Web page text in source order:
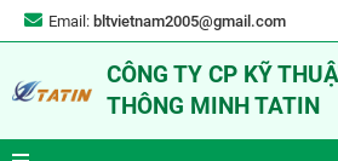
Email: bltvietnam2005@gmail.com
CÔNG TY CP KỸ
THÔNG MINH TATIN